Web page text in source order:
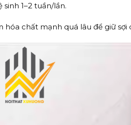
sinh 1–2 tuần/lần.
hóa chất mạnh quá lâu để giữ sợi